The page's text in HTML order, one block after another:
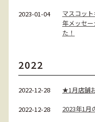
2023-01-04
マスコッ
年メッセ
た！
2022
2022-12-28 ★1月店舗
2022-12-28 2023年1月